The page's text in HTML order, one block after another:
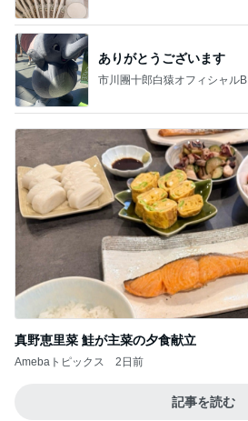
ありがとうございます
市川團十郎白猿オフィシャルB
真野恵里菜 鮭が主菜の夕食献立
Amebaトピックス 2日前
記事を読む